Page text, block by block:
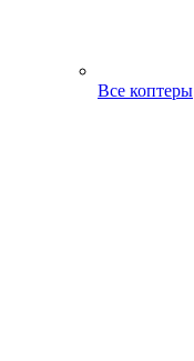
Все коптеры